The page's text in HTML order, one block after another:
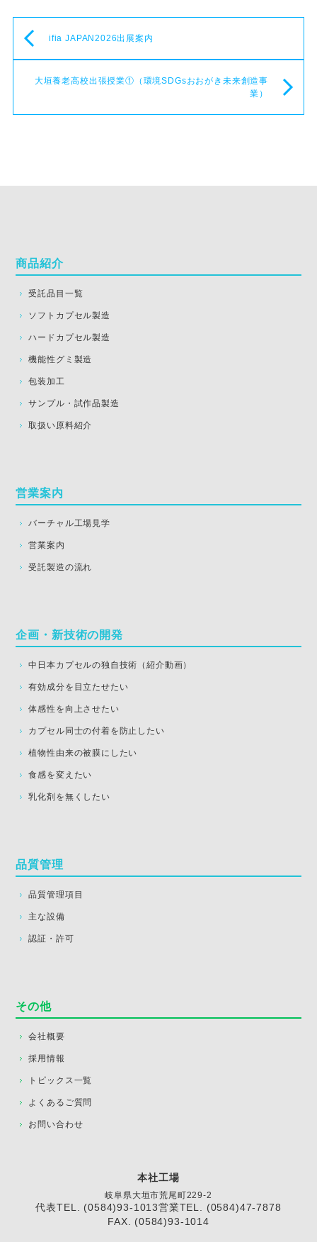
ifia JAPAN2026出展案内
大垣養老高校出張授業①（環境SDGsおおがき未来創造事
業）
商品紹介
受託品目一覧
ソフトカプセル製造
ハードカプセル製造
機能性グミ製造
包装加工
サンプル・試作品製造
取扱い原料紹介
営業案内
バーチャル工場見学
営業案内
受託製造の流れ
企画・新技術の開発
中日本カプセルの独自技術（紹介動画）
有効成分を目立たせたい
体感性を向上させたい
カプセル同士の付着を防止したい
植物性由来の被膜にしたい
食感を変えたい
乳化剤を無くしたい
品質管理
品質管理項目
主な設備
認証・許可
その他
会社概要
採用情報
トピックス一覧
よくあるご質問
お問い合わせ
本社工場
岐阜県大垣市荒尾町229-2
代表TEL. (0584)93-1013営業TEL. (0584)47-7878
FAX. (0584)93-1014